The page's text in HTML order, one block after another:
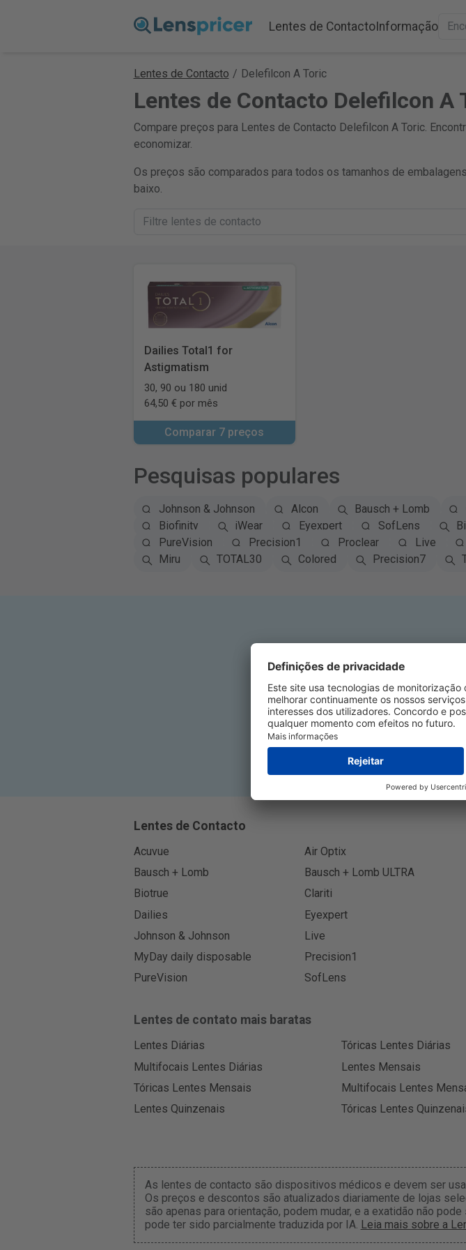
Lentes de ContactoInformação
Lentes de Contacto / Delefilcon A Toric
Lentes de Contacto Delefilcon A
Compare preços para Lentes de Contacto Delefilcon A Toric.
economizar.
Os preços são comparados para todos os tamanhos de
baixo.
Dailies Total1 for
Astigmatism
30, 90 ou 180 unid
64,50 € por mês
Comparar 7 preços
Pesquisas populares
Johnson & Johnson Alcon Bausch + Lomb
Biofinity
iWear Eyexpert SofLens
PureVision
Precision1 Proclear Live
Miru
TOTAL30 Colored Precision7
Inscreva-se no
Lentes de Contacto
Acuvue Air Optix
Bausch + Lomb
Bausch + Lomb ULTRA
Biotrue
Clariti
Dailies
Eyexpert
Johnson & Johnson
Live
MyDay daily disposable
Precision1
PureVision
SofLens
Lentes de contato mais baratas
Lentes Diárias
Tóricas Lentes Diárias
Multifocais Lentes Diárias
Lentes Mensais
Tóricas Lentes Mensais
Multifocais Lentes
Lentes Quinzenais
Tóricas Lentes
As lentes de contacto são dispositivos médicos e devem ser
Os preços e descontos são atualizados diariamente de lojas
são apenas para orientação, podem mudar, e a exatidão não
pode ter sido parcialmente traduzida por IA. Leia mais sobre a